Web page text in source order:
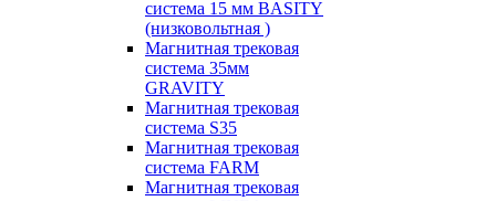
система 15 мм BASITY
(низковольтная )
Магнитная трековая
система 35мм
GRAVITY
Магнитная трековая
система S35
Магнитная трековая
система FARM
Магнитная трековая